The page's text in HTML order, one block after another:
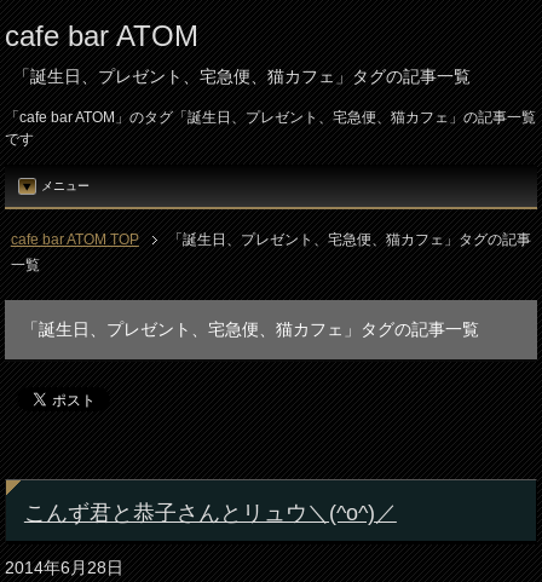
cafe bar ATOM
「誕生日、プレゼント、宅急便、猫カフェ」タグの記事一覧
「cafe bar ATOM」のタグ「誕生日、プレゼント、宅急便、猫カフェ」の記事一覧
です
メニュー
cafe bar ATOM TOP
「誕生日、プレゼント、宅急便、猫カフェ」タグの記事
一覧
「誕生日、プレゼント、宅急便、猫カフェ」タグの記事一覧
こんず君と恭子さんとリュウ＼(^o^)／
2014年6月28日